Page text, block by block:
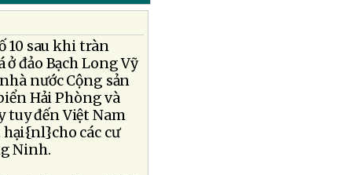
10 sau khi tràn
đảo Bạch Long Vỹ
nước Cộng sản
Hải Phòng và
tuy đến Việt Nam
các cư
Ninh.